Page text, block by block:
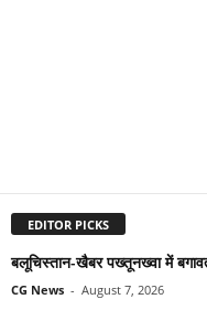
EDITOR PICKS
बलूचिस्तान-खैबर पख्तूनख्वा में
CG News - August 7, 2026